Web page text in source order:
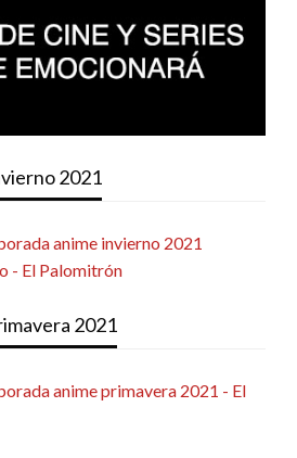
2021
2021